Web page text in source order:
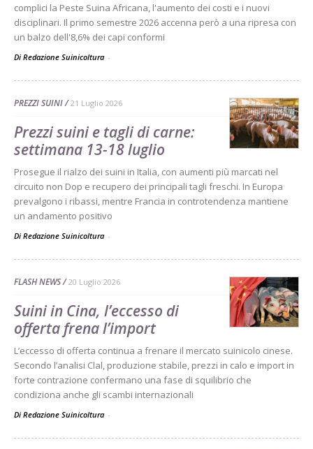
complici la Peste Suina Africana, l'aumento dei costi e i nuovi
disciplinari. Il primo semestre 2026 accenna però a una ripresa con
un balzo dell'8,6% dei capi conformi
Di Redazione Suinicoltura -
PREZZI SUINI 21 Luglio 2026
Prezzi suini e tagli di carne:
settimana 13-18 luglio
Prosegue il rialzo dei suini in Italia, con aumenti più marcati nel
circuito non Dop e recupero dei principali tagli freschi. In Europa
prevalgono i ribassi, mentre Francia in controtendenza mantiene
un andamento positivo
Di Redazione Suinicoltura -
FLASH NEWS 20 Luglio 2026
Suini in Cina, l’eccesso di
offerta frena l’import
L’eccesso di offerta continua a frenare il mercato suinicolo cinese.
Secondo l’analisi Clal, produzione stabile, prezzi in calo e import in
forte contrazione confermano una fase di squilibrio che
condiziona anche gli scambi internazionali
Di Redazione Suinicoltura -